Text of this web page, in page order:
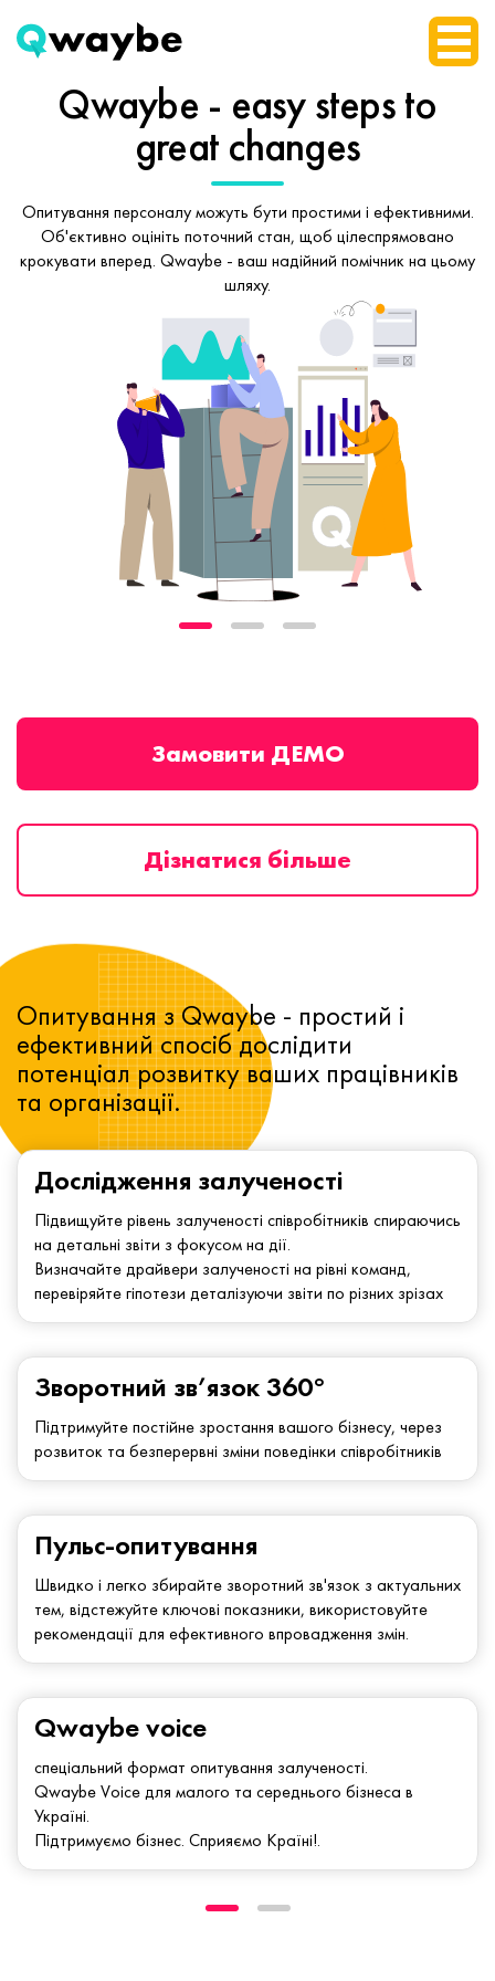
Qwaybe - easy stepsto
great changes
Опитування персоналу можуть бути простими і ефективними.
Об'єктивно оцініть поточний стан, щоб цілеспрямовано
крокувати вперед. Qwaybe - ваш надійний помічник на цьому
шляху.
Замовити ДЕМО
Дізнатися більше
Дослідження залученості
Підвищуйте рівень залученості співробітників спираючись
на детальні звіти з фокусом на дії.
Визначайте драйвери залученості на рівні команд,
перевіряйте гіпотези деталізуючи звіти по різних зрізах
Зворотний зв’язок 360°
Підтримуйте постійне зростання вашого бізнесу, через
розвиток та безперервні зміни поведінки співробітників
Опитування з Qwaybe - простий і
ефективний спосіб дослідити
потенціал розвитку ваших працівників
та організації.
Qwaybe voice
спеціальний формат опитування залученості.
Qwaybe Voice для малого та середнього бізнеса в
Україні.
Підтримуємо бізнес. Сприяємо Країні!.
Пульс-опитування
Швидко і легко збирайте зворотний зв'язок з актуальних
тем, відстежуйте ключові показники, використовуйте
рекомендації для ефективного впровадження змін.